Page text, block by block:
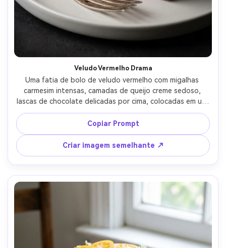
Veludo Vermelho Drama
Uma fatia de bolo de veludo vermelho com migalhas
carmesim intensas, camadas de queijo creme sedoso,
lascas de chocolate delicadas por cima, colocadas em um
prato branco fosco com um garfo prateado, iluminação
de estúdio discreta com sombra suave, tirada em Sony
A1, 85mm, f/1.8, foco nítido na estrutura de migalhas,
foto de sobremesa editorial fotorealista-AR 4:5
Copiar Prompt
Criar imagem semelhante ↗